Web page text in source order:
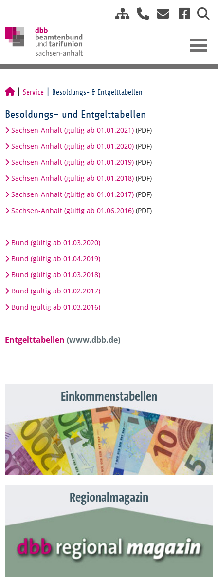
Service Besoldungs- & Entgelttabellen
Besoldungs- und Entgelttabellen
Sachsen-Anhalt (gültig ab 01.01.2021) (PDF)
Sachsen-Anhalt (gültig ab 01.01.2020) (PDF)
Sachsen-Anhalt (gültig ab 01.01.2019) (PDF)
Sachsen-Anhalt (gültig ab 01.01.2018) (PDF)
Sachsen-Anhalt (gültig ab 01.01.2017) (PDF)
Sachsen-Anhalt (gültig ab 01.06.2016) (PDF)
Bund (gültig ab 01.03.2020)
Bund (gültig ab 01.04.2019)
Bund (gültig ab 01.03.2018)
Bund (gültig ab 01.02.2017)
Bund (gültig ab 01.03.2016)
Entgelttabellen (www.dbb.de)
Einkommenstabellen
Regionalmagazin